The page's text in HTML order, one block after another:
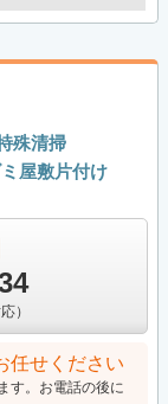
殊清掃
屋敷片付け
）
任せください
す。お電話の後に